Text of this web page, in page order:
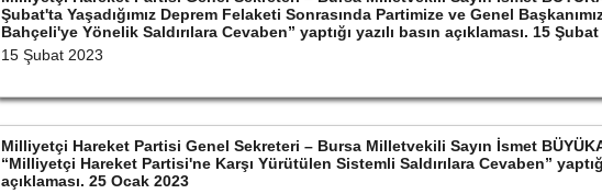
Şubat'ta Yaşadığımız Deprem Felaketi Sonrasında Partimize ve Genel
Bahçeli'ye Yönelik Saldırılara Cevaben” yaptığı yazılı basın açıklaması. 15
15 Şubat 2023
Milliyetçi Hareket Partisi Genel Sekreteri – Bursa Milletvekili Sayın İsmet
“Milliyetçi Hareket Partisi'ne Karşı Yürütülen Sistemli Saldırılara Cevaben”
açıklaması. 25 Ocak 2023